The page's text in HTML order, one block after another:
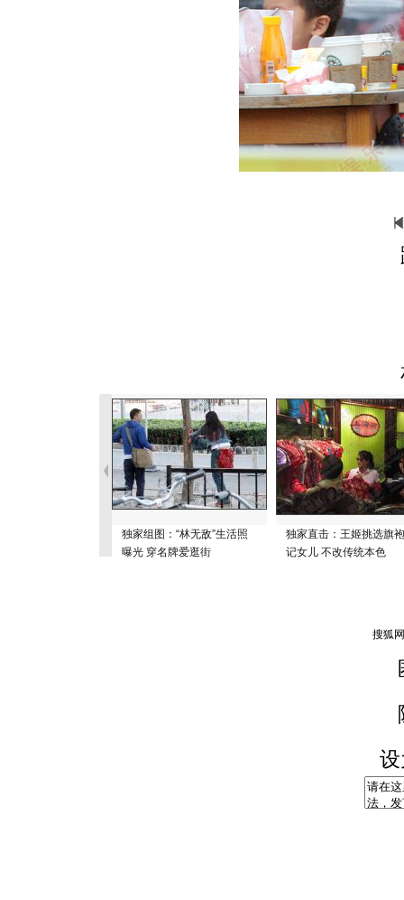
独家组图：“林无敌”生活照
曝光 穿名牌爱逛街
独家直击：王姬挑选旗
记女儿 不改传统本色